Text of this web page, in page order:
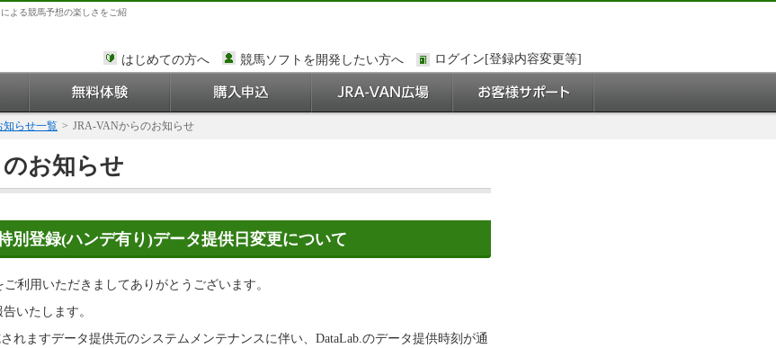
よる競馬予想の楽しさをご紹
はじめての方へ 競馬ソフトを開発したい方へ
知らせ一覧 > JRA-VANからのお知らせ
お知らせ
別登録(ハンデ有り)データ提供日変更について
利用いただきましてありがとうございます。
いたします。
れますデータ提供元のシステムメンテナンスに伴い、DataLab.のデータ提供時刻が通